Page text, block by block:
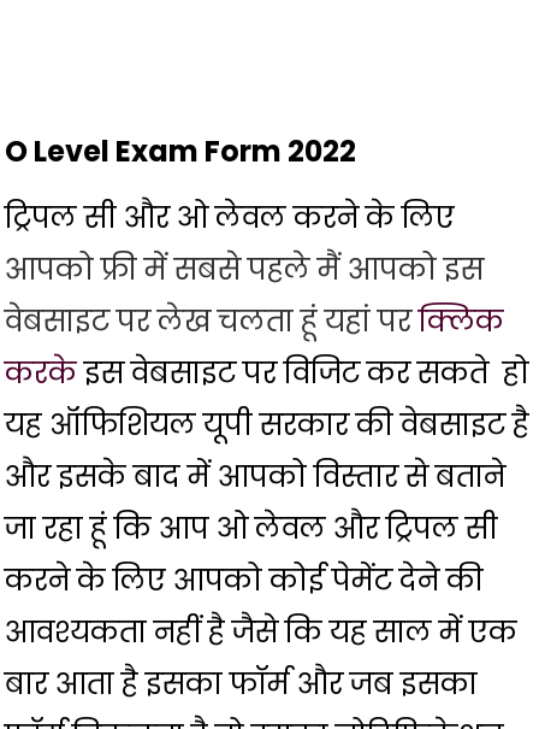
O Level Exam Form 2022
ट्रिपल सी और ओ लेवल करने के लिए
आपको फ्री में सबसे पहले मैं आपको इस
वेबसाइट पर लेख चलता हूं यहां परक्लिक
करकेइस वेबसाइट पर विजिट कर सकते हो
यह ऑफिशियल यूपी सरकार की वेबसाइट है
और इसके बाद में आपको विस्तार से बताने
जा रहा हूं कि आप ओ लेवल और ट्रिपल सी
करने के लिए आपको कोई पेमेंट देने की
आवश्यकता नहीं है जैसे कि यह साल में एक
बार आता है इसका फॉर्म और जब इसका